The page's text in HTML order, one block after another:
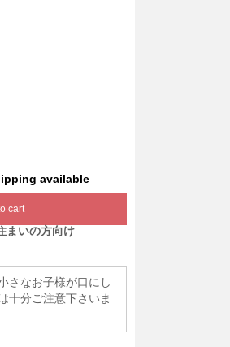
available
cart
まいの方向け
さなお子様が口にし
十分ご注意下さいま